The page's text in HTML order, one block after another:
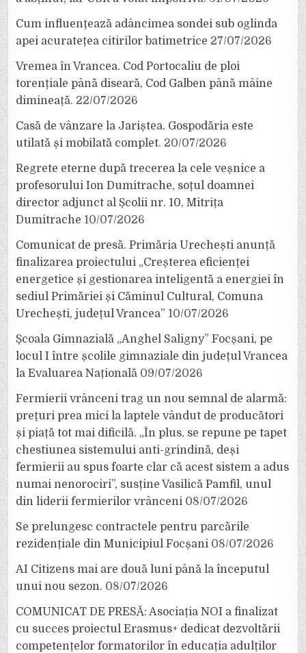
Cum influențează adâncimea sondei sub oglinda
apei acuratețea citirilor batimetrice 27/07/2026
Vremea în Vrancea. Cod Portocaliu de ploi
torențiale până diseară, Cod Galben până mâine
dimineață. 22/07/2026
Casă de vânzare la Jariștea. Gospodăria este
utilată și mobilată complet. 20/07/2026
Regrete eterne după trecerea la cele veșnice a
profesorului Ion Dumitrache, soțul doamnei
director adjunct al Școlii nr. 10, Mitrița
Dumitrache 10/07/2026
Comunicat de presă. Primăria Urechești anunță
finalizarea proiectului „Creșterea eficienței
energetice și gestionarea inteligentă a energiei în
sediul Primăriei și Căminul Cultural, Comuna
Urechești, județul Vrancea” 10/07/2026
Școala Gimnazială „Anghel Saligny” Focșani, pe
locul I între școlile gimnaziale din județul Vrancea
la Evaluarea Națională 09/07/2026
Fermierii vrânceni trag un nou semnal de alarmă:
prețuri prea mici la laptele vândut de producători
și piață tot mai dificilă. „În plus, se repune pe tapet
chestiunea sistemului anti-grindină, deși
fermierii au spus foarte clar că acest sistem a adus
numai nenorociri”, susține Vasilică Pamfil, unul
din liderii fermierilor vrânceni 08/07/2026
Se prelungesc contractele pentru parcările
rezidențiale din Municipiul Focșani 08/07/2026
AI Citizens mai are două luni până la începutul
unui nou sezon. 08/07/2026
COMUNICAT DE PRESĂ: Asociația NOI a finalizat
cu succes proiectul Erasmus+ dedicat dezvoltării
competențelor formatorilor în educația adulților